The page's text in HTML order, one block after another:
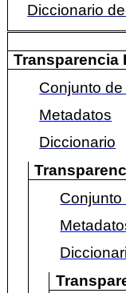
Diccionario
Transparencia
Conjunto
Metadatos
Diccionario